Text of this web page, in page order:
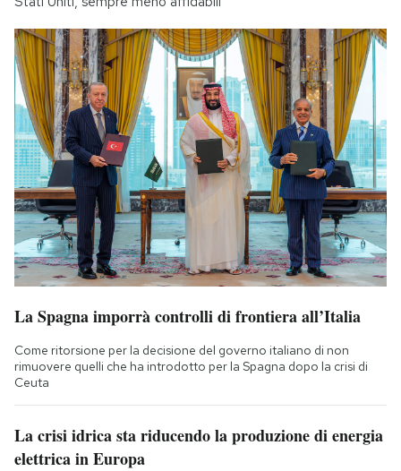
La Spagna imporrà controlli di frontiera all’Italia
Come ritorsione per la decisione del governo italiano di non
rimuovere quelli che ha introdotto per la Spagna dopo la crisi di
Ceuta
La crisi idrica sta riducendo la produzione di energia
elettrica in Europa